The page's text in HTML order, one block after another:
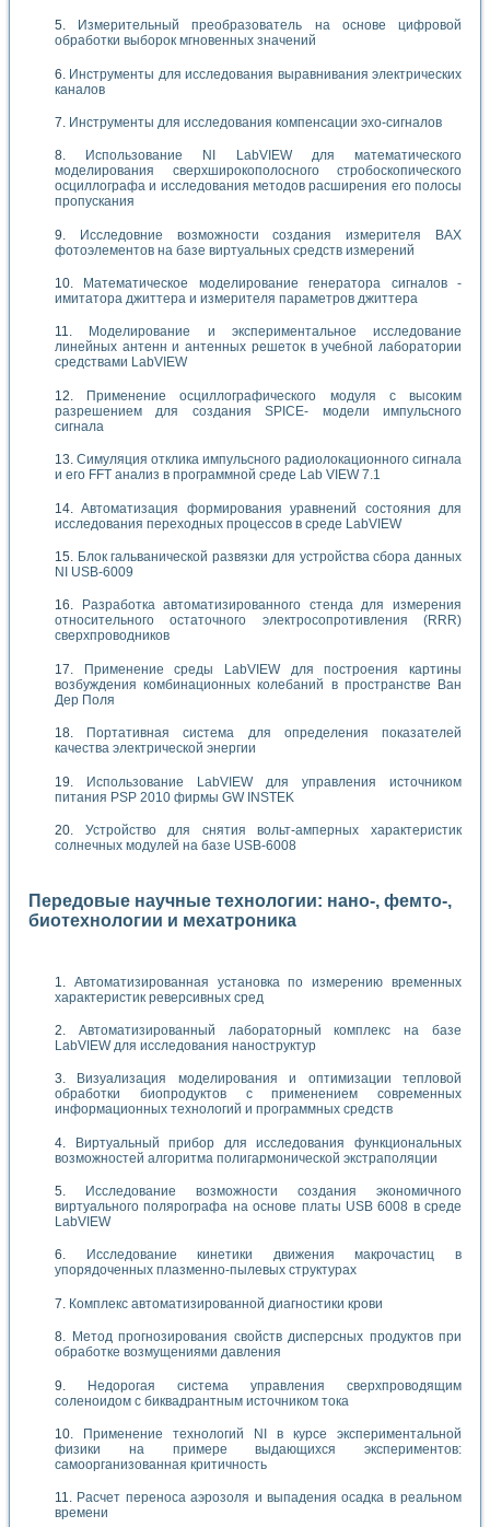
Измерительный преобразователь на основе цифровой
обработки выборок мгновенных значений
Инструменты для исследования выравнивания электрических
каналов
Инструменты для исследования компенсации эхо-сигналов
Использование NI LabVIEW для математического
моделирования сверхширокополосного стробоскопического
осциллографа и исследования методов расширения его полосы
пропускания
Исследовние возможности создания измерителя ВАХ
фотоэлементов на базе виртуальных средств измерений
Математическое моделирование генератора сигналов -
имитатора джиттера и измерителя параметров джиттера
Моделирование и экспериментальное исследование
линейных антенн и антенных решеток в учебной лаборатории
средствами LabVIEW
Применение осциллографического модуля с высоким
разрешением для создания SPICE- модели импульсного
сигнала
Симуляция отклика импульсного радиолокационного сигнала
и его FFT анализ в программной среде Lab VIEW 7.1
Автоматизация формирования уравнений состояния для
исследования переходных процессов в среде LabVIEW
Блок гальванической развязки для устройства сбора данных
NI USB-6009
Разработка автоматизированного стенда для измерения
относительного остаточного электросопротивления (RRR)
сверхпроводников
Применение среды LabVIEW для построения картины
возбуждения комбинационных колебаний в пространстве Ван
Дер Поля
Портативная система для определения показателей
качества электрической энергии
Использование LabVIEW для управления источником
питания PSP 2010 фирмы GW INSTEK
Устройство для снятия вольт-амперных характеристик
солнечных модулей на базе USB-6008
Передовые научные технологии: нано-, фемто-,
биотехнологии и мехатроника
Автоматизированная установка по измерению временных
характеристик реверсивных сред
Автоматизированный лабораторный комплекс на базе
LabVIEW для исследования наноструктур
Визуализация моделирования и оптимизации тепловой
обработки биопродуктов с применением современных
информационных технологий и программных средств
Виртуальный прибор для исследования функциональных
возможностей алгоритма полигармонической экстраполяции
Исследование возможности создания экономичного
виртуального полярографа на основе платы USB 6008 в среде
LabVIEW
Исследование кинетики движения макрочастиц в
упорядоченных плазменно-пылевых структурах
Комплекс автоматизированной диагностики крови
Метод прогнозирования свойств дисперсных продуктов при
обработке возмущениями давления
Недорогая система управления сверхпроводящим
соленоидом с биквадрантным источником тока
Применение технологий NI в курсе экспериментальной
физики на примере выдающихся экспериментов:
самоорганизованная критичность
Расчет переноса аэрозоля и выпадения осадка в реальном
времени